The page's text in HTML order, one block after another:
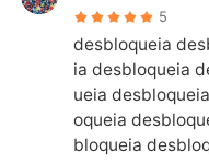
5
desbloqueia
ia desbloqueia
ueia
oqueia
bloqueia